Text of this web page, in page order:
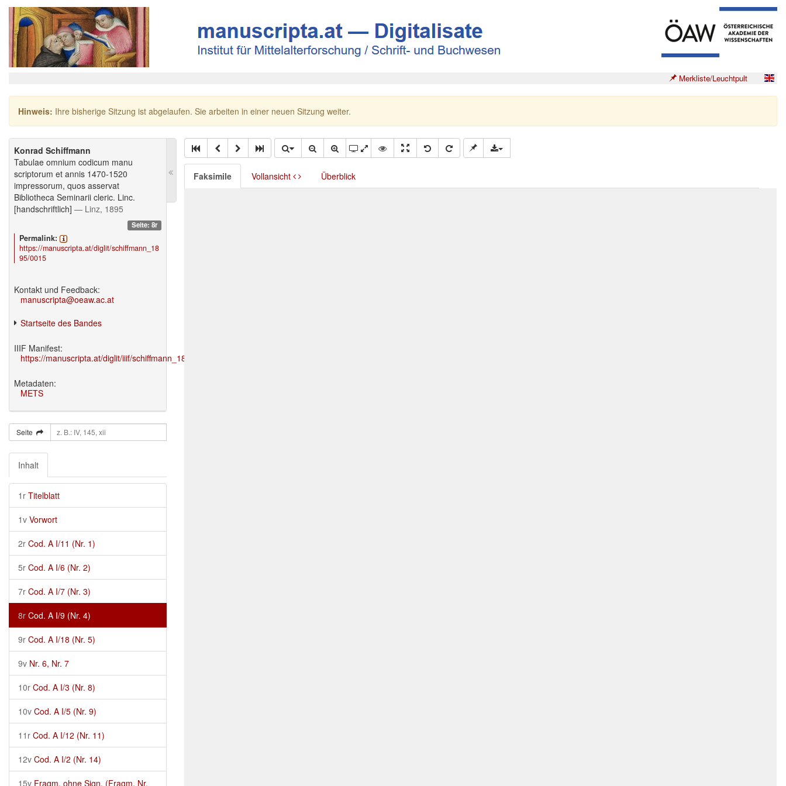
Merkliste/Leuchtpult
Hinweis: Ihre bisherige Sitzung ist abgelaufen. Sie arbeiten in einer neuen Sitzung weiter.
Konrad Schiffmann
Tabulae omnium codicum manu
scriptorum et annis 1470-1520
impressorum, quos asservat
Bibliotheca Seminarii cleric. Linc.
[handschriftlich] — Linz, 1895
Seite: 8r
Permalink:
https://manuscripta.at/diglit/schiffmann_18
95/0015
Kontakt und Feedback:
manuscripta@oeaw.ac.at
Startseite des Bandes
IIIF Manifest:
https://manuscripta.at/diglit/iiif/schiffmann_1895/manifest.json
Metadaten:
METS
Seite
Inhalt
1r Titelblatt
1v Vorwort
2r Cod. A I/11 (Nr. 1)
5r Cod. A I/6 (Nr. 2)
7r Cod. A I/7 (Nr. 3)
8r Cod. A I/9 (Nr. 4)
9r Cod. A I/18 (Nr. 5)
9v Nr. 6, Nr. 7
10r Cod. A I/3 (Nr. 8)
10v Cod. A I/5 (Nr. 9)
11r Cod. A I/12 (Nr. 11)
12v Cod. A I/2 (Nr. 14)
15v Fragm. ohne Sign. (Fragm. Nr.
Faksimile Vollansicht Überblick